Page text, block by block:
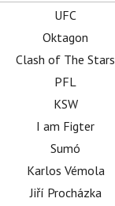
UFC
Oktagon
Clash of The Stars
PFL
KSW
I am Figter
Sumó
Karlos Vémola
Jiří Procházka